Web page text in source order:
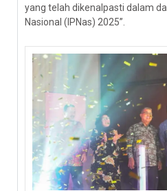
yang telah dikenalpasti dalam
Nasional (IPNas) 2025”.